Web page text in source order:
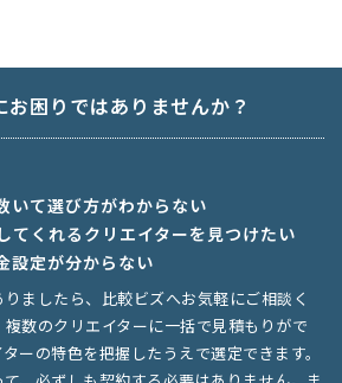
困りではありませんか？
いて選び方がわからない
てくれるクリエイターを見つけたい
設定が分からない
ましたら、比較ビズへお気軽にご相談く
数のクリエイターに一括で見積もりがで
ーの特色を把握したうえで選定できます。